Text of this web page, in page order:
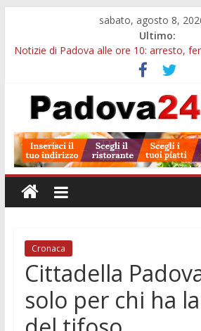
sabato, agosto 8,
Ultimo:
Notizie di Padova alle ore 10: arresto,
Notizie di Padova alle ore 23:
Limena e progetto Cool Shop
Bando sicurezza urbana Veneto:
Sicurezza esodo estivo Padova: più
e treni
Bonus trasporto pubblico Veneto: 200
annuale
Cronaca
Cittadella
solo per chi ha